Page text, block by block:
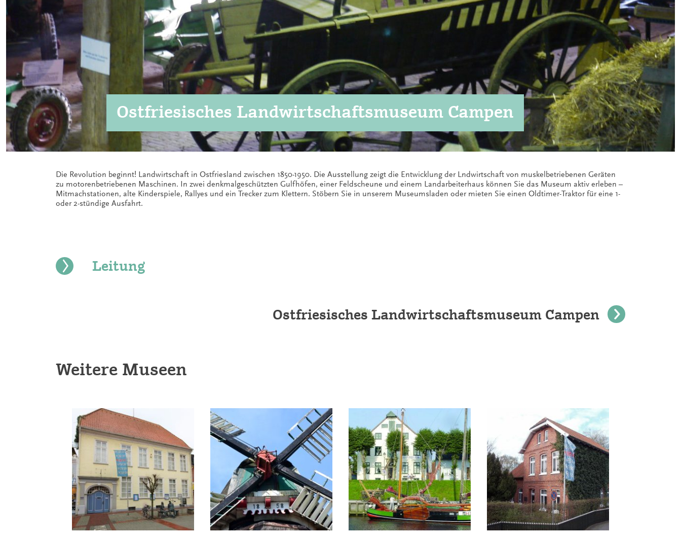
Ostfriesisches Landwirtschaftsmuseum Campen
Die Revolution beginnt! Landwirtschaft in Ostfriesland zwischen 1850-1950. Die Ausstellung zeigt die Entwicklung der Lndwirtschaft von muskelbetriebenen Geräten
zu motorenbetriebenen Maschinen. In zwei denkmalgeschützten Gulfhöfen, einer Feldscheune und einem Landarbeiterhaus können Sie das Museum aktiv erleben –
Mitmachstationen, alte Kinderspiele, Rallyes und ein Trecker zum Klettern. Stöbern Sie in unserem Museumsladen oder mieten Sie einen Oldtimer-Traktor für eine 1-
oder 2-stündige Ausfahrt.
Leitung
Ostfriesisches Landwirtschaftsmuseum Campen
Weitere Museen